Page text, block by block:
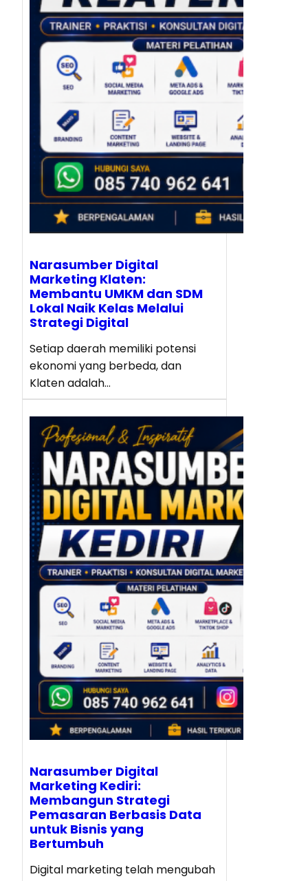
Narasumber Digital
Marketing Klaten:
Membantu UMKM dan SDM
Lokal Naik Kelas Melalui
Strategi Digital
Setiap daerah memiliki potensi
ekonomi yang berbeda, dan
Klaten adalah…
Narasumber Digital
Marketing Kediri:
Membangun Strategi
Pemasaran Berbasis Data
untuk Bisnis yang
Bertumbuh
Digital marketing telah mengubah